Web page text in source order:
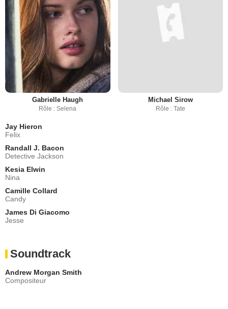
Gabrielle Haugh
Rôle : Selena
Michael Sirow
Rôle : Tate
Jay Hieron
Felix
Randall J. Bacon
Detective Jackson
Kesia Elwin
Nina
Camille Collard
Candy
James Di Giacomo
Jesse
Soundtrack
Andrew Morgan Smith
Compositeur